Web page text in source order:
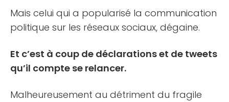
Mais celui qui a popularisé la communication
politique sur les réseaux sociaux, dégaine.
Et c’est à coup de déclarations et de tweets
qu’il compte se relancer.
Malheureusement au détriment du fragile